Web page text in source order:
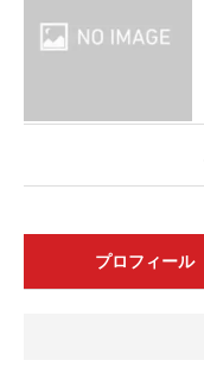
プロフィール